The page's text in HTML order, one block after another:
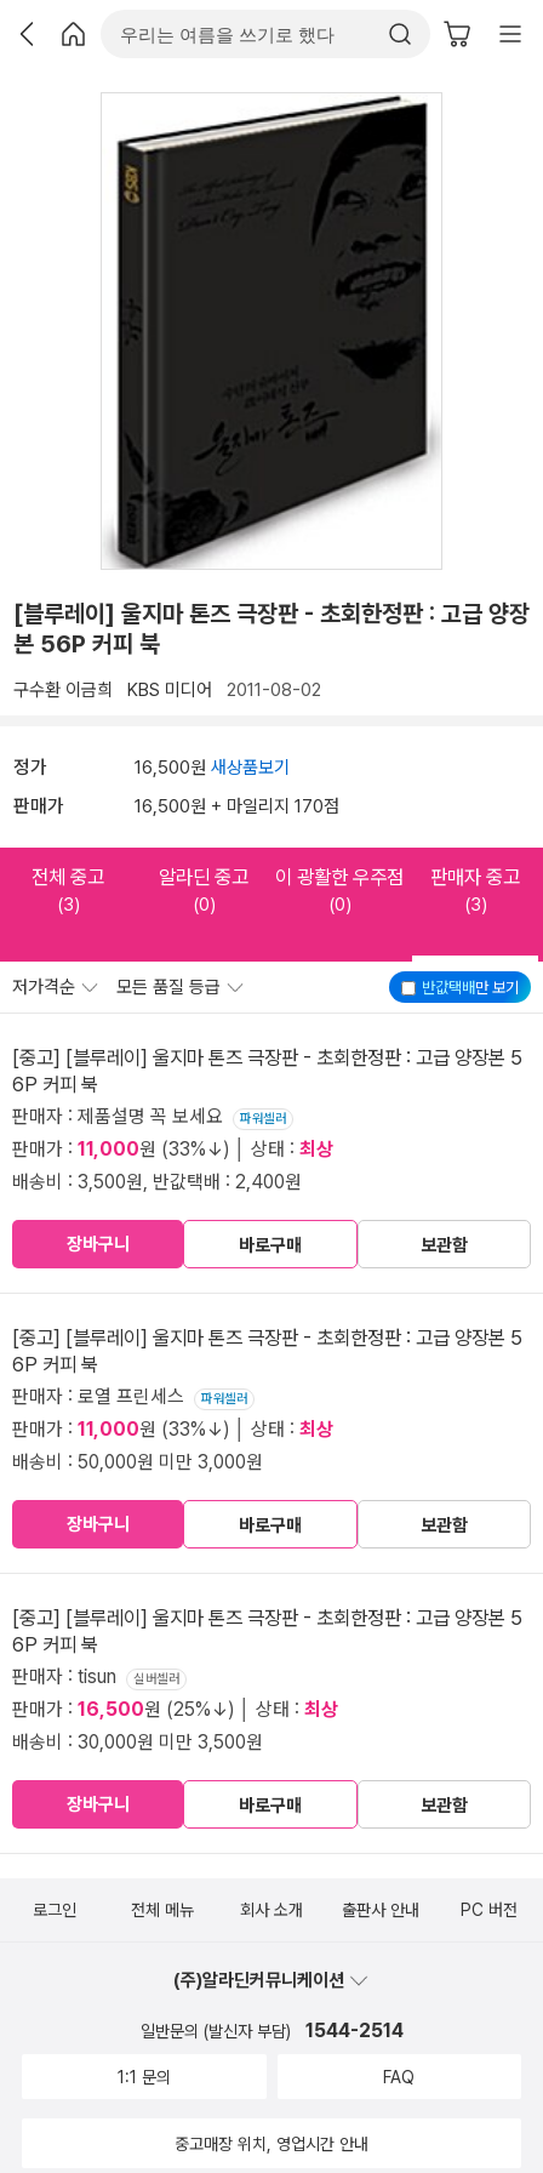
[블루레이] 울지마 톤즈 극장판 - 초회한정판 : 고급 양장
본 56P 커피 북
구수환 이금희 KBS 미디어 2011-08-02
정가 16,500원 새상품보기
판매가 16,500원 + 마일리지 170점
전체 중고
(3)
알라딘 중고
(0)
이 광활한 우주점
(0)
판매자 중고
(3)
반값택배만 보기
저가격순 모든 품질 등급
[중고] [블루레이] 울지마 톤즈 극장판 - 초회한정판 : 고급 양장본 5
6P 커피 북
판매자 : 제품설명 꼭 보세요 파워셀러
판매가 : 11,000원 (33%↓) │ 상태 : 최상
배송비 : 3,500원, 반값택배 : 2,400원
장바구니 바로구매 보관함
[중고] [블루레이] 울지마 톤즈 극장판 - 초회한정판 : 고급 양장본 5
6P 커피 북
판매자 : 로열 프린세스 파워셀러
판매가 : 11,000원 (33%↓) │ 상태 : 최상
배송비 : 50,000원 미만 3,000원
장바구니 바로구매 보관함
[중고] [블루레이] 울지마 톤즈 극장판 - 초회한정판 : 고급 양장본 5
6P 커피 북
판매자 : tisun 실버셀러
판매가 : 16,500원 (25%↓) │ 상태 : 최상
배송비 : 30,000원 미만 3,500원
장바구니 바로구매 보관함
로그인 전체 메뉴 회사 소개 출판사 안내 PC 버전
(주)알라딘커뮤니케이션
일반문의 (발신자 부담) 1544-2514
1:1 문의 FAQ
중고매장 위치, 영업시간 안내